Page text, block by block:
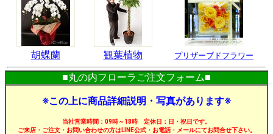
胡蝶蘭 観葉植物 プリザーブドフラワー
■丸の内フローラご注文フォーム■
※この上に商品詳細説明・写真があります※
当社営業時間：09時～18時 定休日：日・祝日です。
ご来店・ご注文・お問い合わせの方はLINE公式・お電話・メールにてお問合せ下さい。